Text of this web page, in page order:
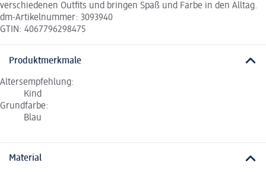
verschiedenen Outfits und bringen Spaß und Farbe in den Alltag.
dm-Artikelnummer: 3093940
GTIN: 4067796298475
Produktmerkmale
Altersempfehlung:
Kind
Grundfarbe:
Blau
Material